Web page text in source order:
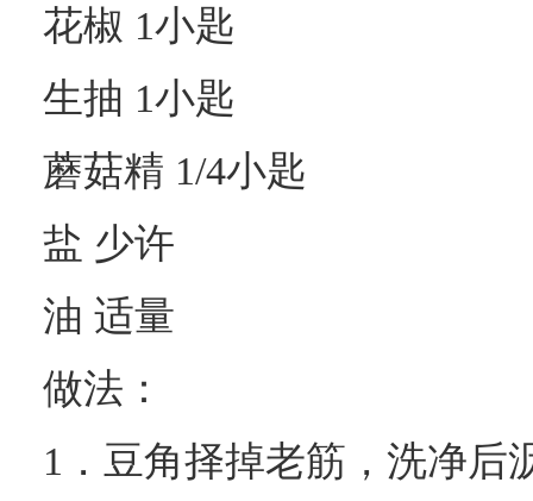
花椒 1小匙
生抽 1小匙
蘑菇精 1/4小匙
盐 少许
油 适量
做法：
1．豆角择掉老筋，洗净后